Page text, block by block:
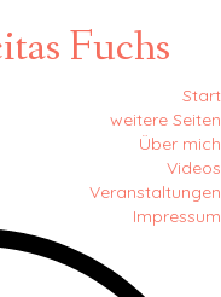
Fuchs
Start
weitere Seiten
Über mich
Videos
Veranstaltungen
Impressum